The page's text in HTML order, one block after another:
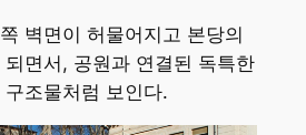
벽면이 허물어지고 본당의
면서, 공원과 연결된 독특한
조물처럼 보인다.